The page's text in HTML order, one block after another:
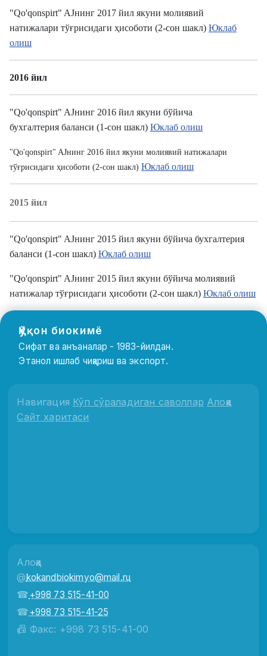
"Qo'qonspirt" AJнинг 2017 йил якуни молиявий
натижалари тўғрисидаги ҳисоботи (2-сон шакл) Юклаб
олиш
2016 йил
"Qo'qonspirt" AJнинг 2016 йил якуни бўйича
бухгалтерия баланси (1-сон шакл) Юклаб олиш
"Qo'qonspirt" AJнинг 2016 йил якуни молиявий натижалари
тўғрисидаги ҳисоботи (2-сон шакл) Юклаб олиш
2015 йил
"Qo'qonspirt" AJнинг 2015 йил якуни бўйича бухгалтерия
баланси (1-сон шакл) Юклаб олиш
"Qo'qonspirt" AJнинг 2015 йил якуни бўйича молиявий
натижалар тўғрисидаги ҳисоботи (2-сон шакл) Юклаб олиш
Қўқон биокимё
Сифат ва анъаналар - 1983-йилдан.
Этанол ишлаб чиқариш ва экспорт.
Навигация Кўп сўраладиган саволлар Алоқа
Сайт харитаси
Алоқа
@kokandbiokimyo@mail.ru
☎+998 73 515-41-00
☎+998 73 515-41-25
📠 Факс: +998 73 515-41-00